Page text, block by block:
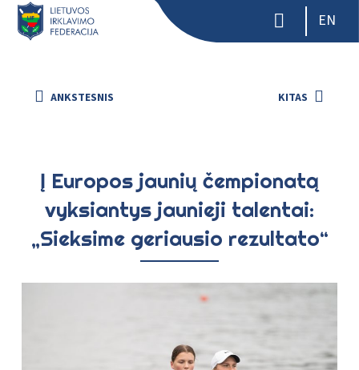
EN
ANKSTESNIS KITAS
Į Europos jaunių čempionatą
vyksiantys jaunieji talentai:
„Sieksime geriausio rezultato“